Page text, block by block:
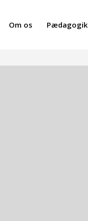
Om os Pædagogik